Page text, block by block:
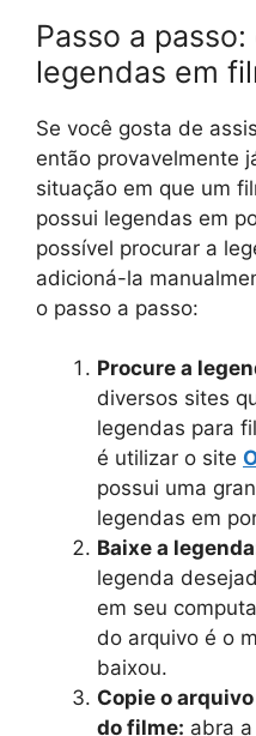
Passo a
legendas em
Se você gosta de
então provavelmente
situação em que um
possui legendas em
possível procurar a
adicioná-la
o passo a passo:
Procure a
diversos sites
legendas para
é utilizar o site
possui uma
legendas em
Baixe a
legenda
em seu
do arquivo é o
baixou.
Copie o
do filme: abra